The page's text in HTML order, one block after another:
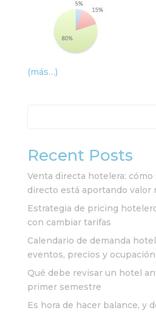
(más…)
Recent Posts
Venta directa hotelera: cómo
directo está aportando valor
Estrategia de pricing
con cambiar tarifas
Calendario de demanda
eventos, precios y ocupación
Qué debe revisar un hotel
primer semestre
Es hora de hacer balance, y